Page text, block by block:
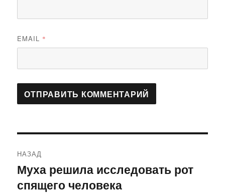
EMAIL *
по
записям
НАЗАД
Предыдущая
запись:
Муха решила исследовать рот
спящего человека